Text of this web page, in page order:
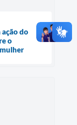
ação do
o